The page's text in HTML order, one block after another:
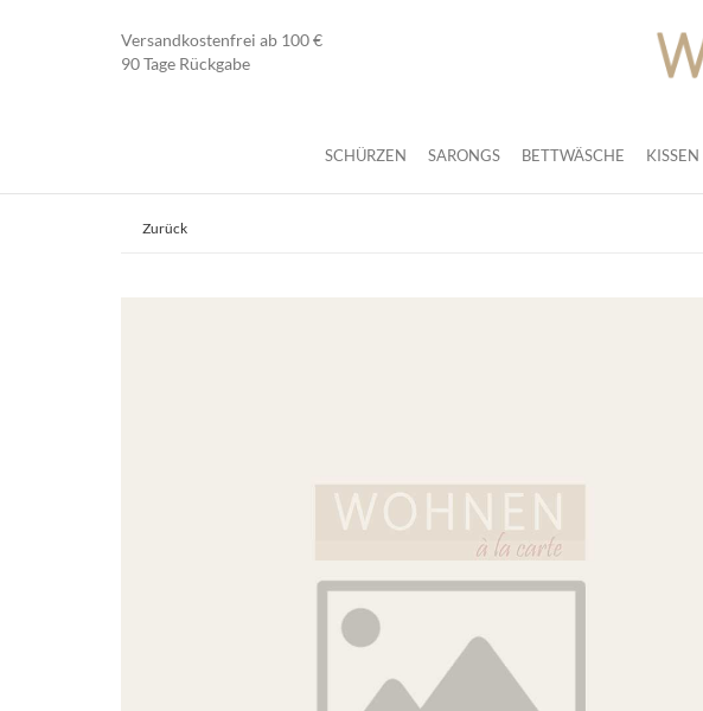
Versandkostenfrei ab 100 €
90 Tage Rückgabe
SCHÜRZEN SARONGS BETTWÄSCHE KISSEN
Zurück